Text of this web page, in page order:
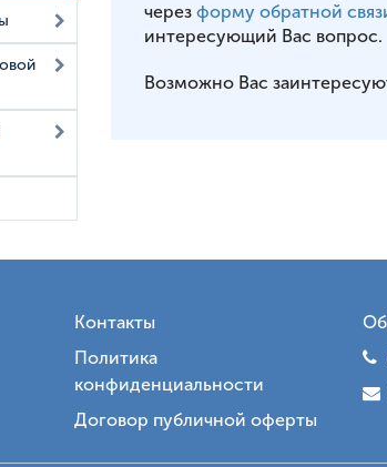
через форму обратной
интересующий Вас вопрос.
Возможно Вас
Контакты
Политика
конфиденциальности
Договор публичной оферты